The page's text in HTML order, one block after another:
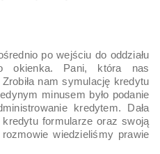
po wejściu do oddziału
okienka. Pani, która nas
Zrobiła nam symulację kredytu
minusem było podanie
kredytem. Dała
formularze oraz swoją
wiedzieliśmy prawie